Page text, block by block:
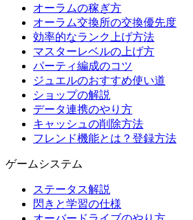
オーラムの稼ぎ方
オーラム交換所の交換優先度
効率的なランク上げ方法
マスターレベルの上げ方
パーティ編成のコツ
ジュエルのおすすめ使い道
ショップの解説
データ連携のやり方
キャッシュの削除方法
フレンド機能とは？登録方法
ゲームシステム
ステータス解説
閃きと学習の仕様